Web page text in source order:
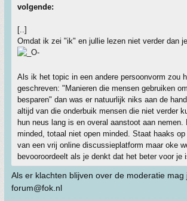
volgende:
[..]
Omdat ik zei "ik" en jullie lezen niet verder dan
Als ik het topic in een andere persoonvorm zou
geschreven: "Manieren die mensen gebruiken
besparen" dan was er natuurlijk niks aan de
altijd van die onderbuik mensen die niet verder
hun neus lang is en overal aanstoot aan nemen.
minded, totaal niet open minded. Staat haaks
van een vrij online discussieplatform maar oke
bevooroordeelt als je denkt dat het beter voor je
Als er klachten blijven over de moderatie mag
forum@fok.nl